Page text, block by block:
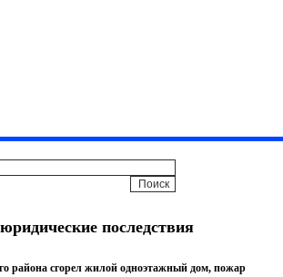
последствия
района сгорел жилой одноэтажный дом, пожар